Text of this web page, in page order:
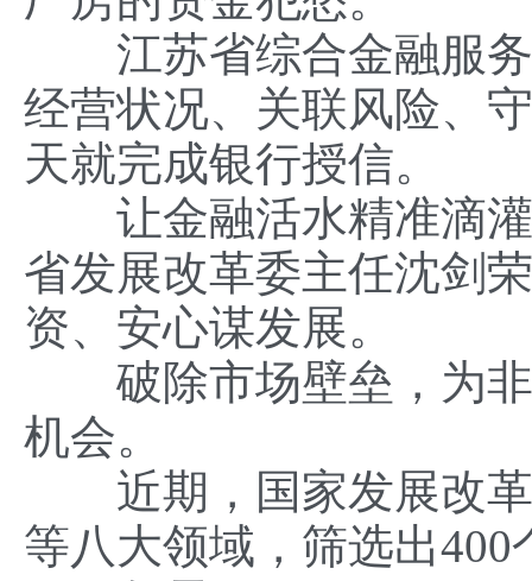
江苏省综合金融服务
经营状况、关联风险、
天就完成银行授信。
让金融活水精准滴灌
省发展改革委主任沈剑
资、安心谋发展。
破除市场壁垒，为非
机会。
近期，国家发展改革
等八大领域，筛选出